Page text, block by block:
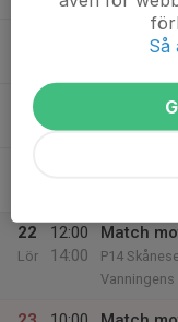
Träning
20
Tor
19:00
Bjärshög
22
Lör
12:00
14:00
Match
P14
Vanningens
Så